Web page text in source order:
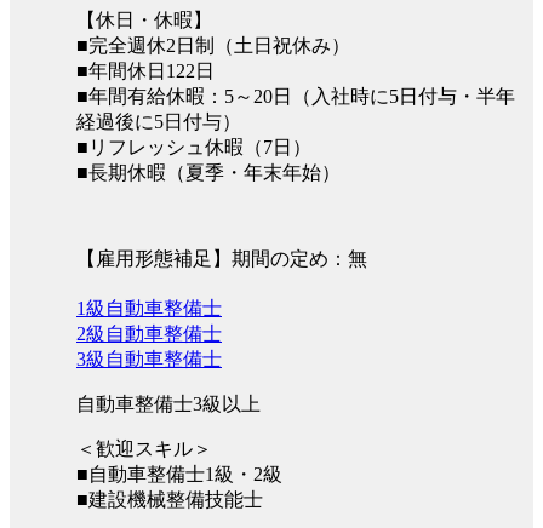
【休日・休暇】
■完全週休2日制（土日祝休み）
■年間休日122日
■年間有給休暇：5～20日（入社時に5日付与・半年
経過後に5日付与）
■リフレッシュ休暇（7日）
■長期休暇（夏季・年末年始）
【雇用形態補足】期間の定め：無
1級自動車整備士
2級自動車整備士
3級自動車整備士
自動車整備士3級以上
＜歓迎スキル＞
■自動車整備士1級・2級
■建設機械整備技能士